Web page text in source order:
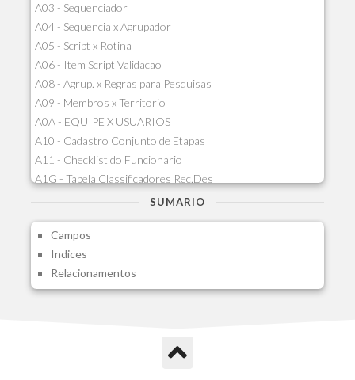
A03 - Sequenciador
A04 - Sequencia x Agrupador
A05 - Script x Rotina
A06 - Item Script Validacao
A08 - Agrup. x Regras para Pesquisas
A09 - Membros x Territorio
A0A - EQUIPE X USUARIOS
A10 - Cadastro Conjunto de Etapas
A11 - Checklist do Funcionario
A1G - Tabela Classificadores Rec.Des
A1H - Itens Tabela Classif.Rec.Desp.
A1J - Itens Aglutinadores Visao
A1N - Tipos de Card
A1O - Cards Dashboard
A1P - Tipos de Charts
A1S - Notificacoes do Vendedor
SUMARIO
Campos
Indices
Relacionamentos